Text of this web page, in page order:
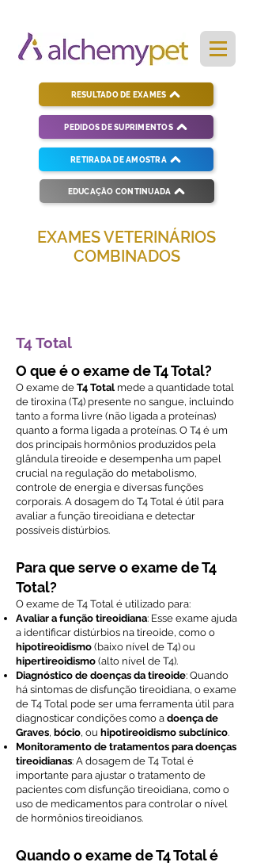
PEDIDOS DE SUPRIMENTOS
RESULTADO DE EXAMES
RETIRADA DE AMOSTRA
EDUCAÇÃO CONTINUADA
EXAMES VETERINÁRIOS
COMBINADOS
T4 Total
O que é o exame de T4 Total?
O exame de T4 Total mede a quantidade total
de tiroxina (T4) presente no sangue, incluindo
tanto a forma livre (não ligada a proteínas)
quanto a forma ligada a proteínas. O T4 é um
dos principais hormônios produzidos pela
glândula tireoide e desempenha um papel
crucial na regulação do metabolismo,
controle de energia e diversas funções
corporais. A dosagem do T4 Total é útil para
avaliar a função tireoidiana e detectar
possíveis distúrbios.
Para que serve o exame de T4
Total?
O exame de T4 Total é utilizado para:
Avaliar a função tireoidiana: Esse exame ajuda
a identificar distúrbios na tireoide, como o
hipotireoidismo (baixo nível de T4) ou
hipertireoidismo (alto nível de T4).
Diagnóstico de doenças da tireoide: Quando
há sintomas de disfunção tireoidiana, o exame
de T4 Total pode ser uma ferramenta útil para
diagnosticar condições como a doença de
Graves, bócio, ou hipotireoidismo subclínico.
Monitoramento de tratamentos para doenças
tireoidianas: A dosagem de T4 Total é
importante para ajustar o tratamento de
pacientes com disfunção tireoidiana, como o
uso de medicamentos para controlar o nível
de hormônios tireoidianos.
Quando o exame de T4 Total é